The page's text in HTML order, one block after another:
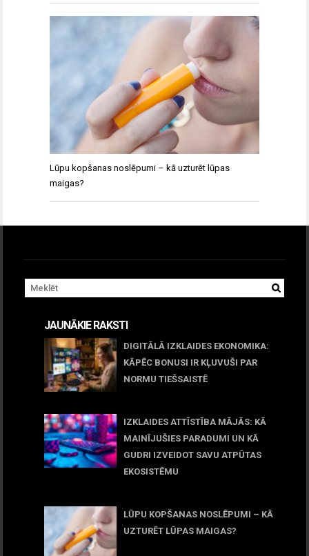
Lūpu kopšanas noslēpumi – kā uzturēt lūpas
maigas?
JAUNĀKIE RAKSTI
DIGITĀLĀ IZKLAIDES EKONOMIKA:
KĀPĒC BONUSI IR KĻUVUŠI PAR
NORMU TIEŠSAISTĒ
IZKLAIDES ATTĪSTĪBA MĀJĀS: KĀ
MAINĪJUŠIES PARADUMI UN KĀ
GUDRI IZVEIDOT SAVU ATPŪTAS
EKOSISTĒMU
LŪPU KOPŠANAS NOSLĒPUMI – KĀ
UZTURĒT LŪPAS MAIGAS?